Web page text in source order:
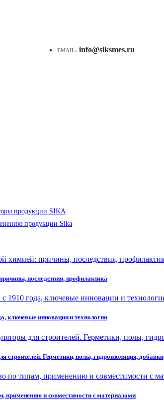
EMAIL: info@siksmes.ru
продукции SIKA
продукции Sika
последствия, профилактика
ключевые инновации и технологии
строителей. Герметики, полы, гидроизоляция, добавки
применению и совместимости с материалами